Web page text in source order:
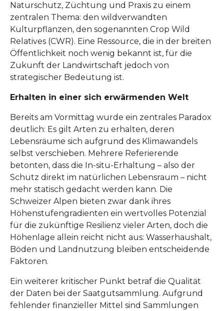
Naturschutz, Züchtung und Praxis zu einem
zentralen Thema: den wildverwandten
Kulturpflanzen, den sogenannten Crop Wild
Relatives (CWR). Eine Ressource, die in der breiten
Öffentlichkeit noch wenig bekannt ist, für die
Zukunft der Landwirtschaft jedoch von
strategischer Bedeutung ist.
Erhalten in einer sich erwärmenden Welt
Bereits am Vormittag wurde ein zentrales Paradox
deutlich: Es gilt Arten zu erhalten, deren
Lebensräume sich aufgrund des Klimawandels
selbst verschieben. Mehrere Referierende
betonten, dass die In-situ-Erhaltung – also der
Schutz direkt im natürlichen Lebensraum – nicht
mehr statisch gedacht werden kann. Die
Schweizer Alpen bieten zwar dank ihres
Höhenstufengradienten ein wertvolles Potenzial
für die zukünftige Resilienz vieler Arten, doch die
Höhenlage allein reicht nicht aus: Wasserhaushalt,
Böden und Landnutzung bleiben entscheidende
Faktoren.
Ein weiterer kritischer Punkt betraf die Qualität
der Daten bei der Saatgutsammlung. Aufgrund
fehlender finanzieller Mittel sind Sammlungen